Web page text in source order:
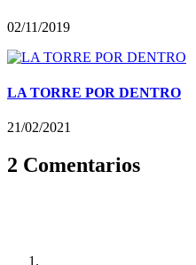
02/11/2019
LA TORRE POR DENTRO
21/02/2021
2 Comentarios